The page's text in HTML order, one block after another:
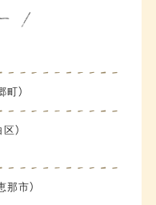
）
）
市）